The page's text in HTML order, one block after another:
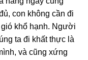
con không cần đi
khổ hạnh. Người
ta đi khất thực là
và cũng xứng